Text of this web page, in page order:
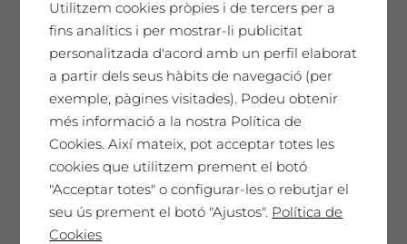
diverses
Les
opcions
es
triar
a
la
pàgina
Saó Blanc
15,19€
"Aquest és el teu moment, no el deixis
de viure, està ple d'emocions, de
Utilitzem cookies pròpies i de tercers per a
fins analítics i per mostrar-li publicitat
personalitzada d'acord amb un perfil elaborat
a partir dels seus hàbits de navegació (per
exemple, pàgines visitades). Podeu obtenir
més informació a la nostra Política de
Cookies. Així mateix, pot acceptar totes les
cookies que utilitzem prement el botó
"Acceptar totes" o configurar-les o rebutjar el
seu ús prement el botó "Ajustos". Política de
Cookies